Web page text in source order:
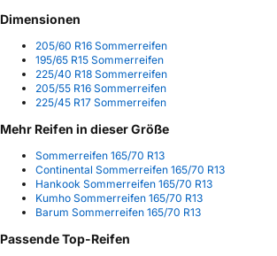
Dimensionen
205/60 R16 Sommerreifen
195/65 R15 Sommerreifen
225/40 R18 Sommerreifen
205/55 R16 Sommerreifen
225/45 R17 Sommerreifen
Mehr Reifen in dieser Größe
Sommerreifen 165/70 R13
Continental Sommerreifen 165/70 R13
Hankook Sommerreifen 165/70 R13
Kumho Sommerreifen 165/70 R13
Barum Sommerreifen 165/70 R13
Passende Top-Reifen